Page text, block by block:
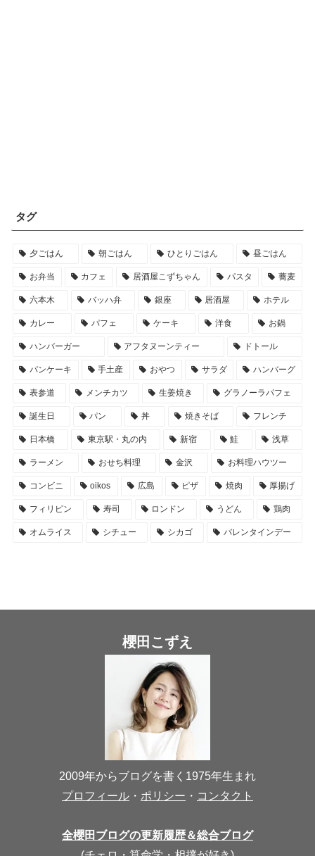
タグ
夕ごはん 朝ごはん ひとりごはん 昼ごはん
お弁当 カフェ 居酒屋こずちゃん パスタ 蕎麦
六本木 バッハ弁 銀座 居酒屋 ホテル
カレー パフェ ケーキ 洋食 お鍋
ハンバーガー アフタヌーンティー ドトール
パンケーキ 手土産 おやつ サラダ ハンバーグ
表参道 メンチカツ 生姜焼き グラノーラパフェ
誕生日 パン 丼 焼きそば フレンチ
日本橋 東京駅・丸の内 新宿 鮭 浅草
ラーメン おせち料理 金沢 お料理ハウツー
コンビニ oikos 広島 ピザ 焼肉 厚揚げ
フィリピン 寿司 ロンドン うどん 鶏肉
オムライス シチュー シカゴ バレンタインデー
櫻田こずえ
2009年からブログを書く1975年生まれ
プロフィール ・ ポリシー ・ コンタクト
全櫻田ブログの更新履歴＆総合ブログ